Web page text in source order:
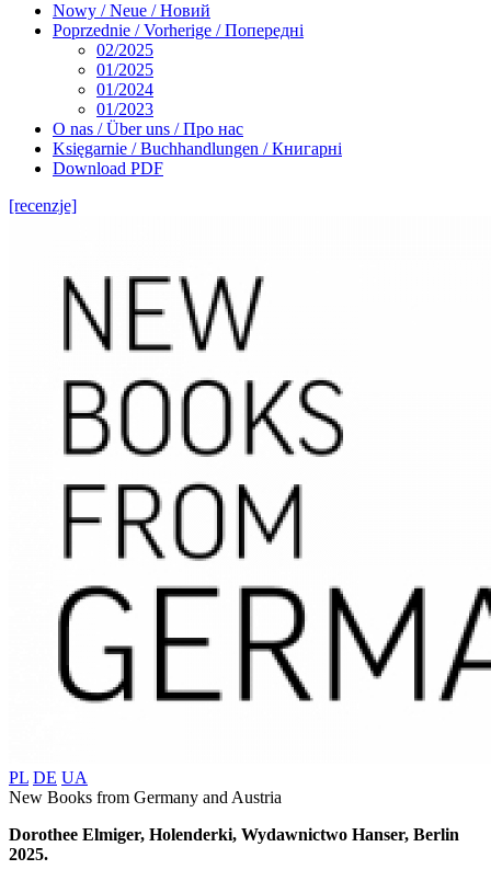
Nowy / Neue / Новий
Poprzednie / Vorherige / Попередні
02/2025
01/2025
01/2024
01/2023
O nas / Über uns / Про нас
Księgarnie / Buchhandlungen / Книгарні
Download PDF
[recenzje]
PL DE UA
New Books from Germany and Austria
Dorothee Elmiger, Holenderki, Wydawnictwo Hanser, Berlin
2025.